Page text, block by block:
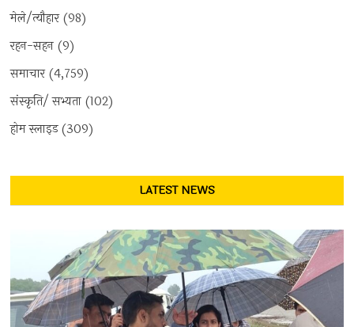
मेले/त्यौहार(98)
रहन-सहन (9)
समाचार(4,759)
संस्कृति/ सभ्यता (102)
होम स्लाइड(309)
LATEST NEWS